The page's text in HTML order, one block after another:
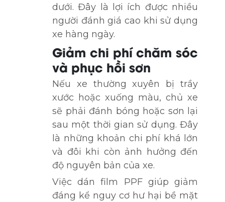
dưới. Đây là lợi ích được nhiều
người đánh giá cao khi sử dụng
xe hàng ngày.
Giảm chi phí chăm sóc
và phục hồi sơn
Nếu xe thường xuyên bị trầy
xước hoặc xuống màu, chủ xe
sẽ phải đánh bóng hoặc sơn lại
sau một thời gian sử dụng. Đây
là những khoản chi phí khá lớn
và đôi khi còn ảnh hưởng đến
độ nguyên bản của xe.
Việc dán film PPF giúp giảm
đáng kể nguy cơ hư hại bề mặt